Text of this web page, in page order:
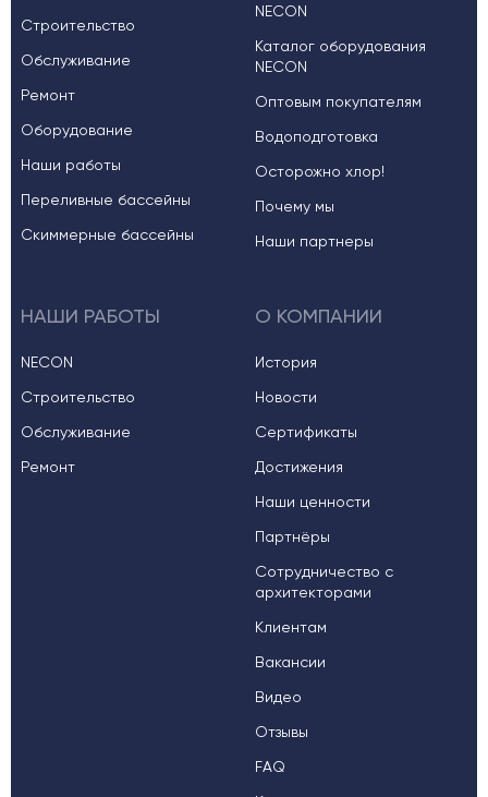
Строительство
Обслуживание
Ремонт
Оборудование
Наши работы
Переливные бассейны
Скиммерные бассейны
NECON
Каталог оборудования
NECON
Оптовым покупателям
Водоподготовка
Осторожно хлор!
Почему мы
Наши партнеры
НАШИ РАБОТЫ
NECON
Строительство
Обслуживание
Ремонт
О КОМПАНИИ
История
Новости
Сертификаты
Достижения
Наши ценности
Партнёры
Сотрудничество с
архитекторами
Клиентам
Вакансии
Видео
Отзывы
FAQ